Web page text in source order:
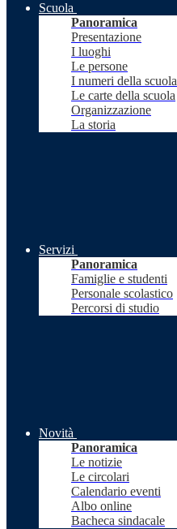
Scuola
Panoramica
Presentazione
I luoghi
Le persone
I numeri della scuola
Le carte della scuola
Organizzazione
La storia
Servizi
Panoramica
Famiglie e studenti
Personale scolastico
Percorsi di studio
Novità
Panoramica
Le notizie
Le circolari
Calendario eventi
Albo online
Bacheca sindacale